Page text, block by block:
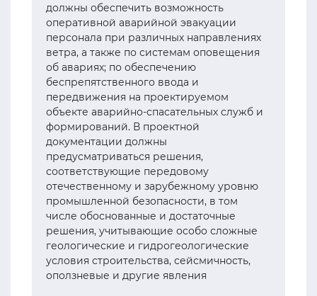
должны обеспечить возможность
оперативной аварийной эвакуации
персонала при различных направлениях
ветра, а также по системам оповещения
об авариях; по обеспечению
беспрепятственного ввода и
передвижения на проектируемом
объекте аварийно-спасательных служб и
формирований. В проектной
документации должны
предусматриваться решения,
соответствующие передовому
отечественному и зарубежному уровню
промышленной безопасности, в том
числе обоснованные и достаточные
решения, учитывающие особо сложные
геологические и гидрогеологические
условия строительства, сейсмичность,
оползневые и другие явления